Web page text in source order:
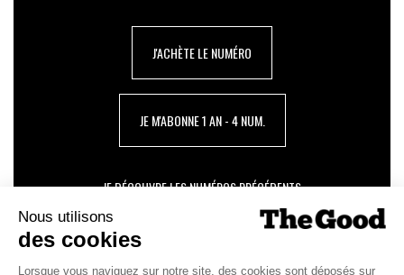
J'ACHÈTE LE NUMÉRO
JE M'ABONNE 1 AN - 4 NUM.
JE DÉCOUVRE LES NUMÉROS PRÉCÉDENTS
Je suis déjà abonné(e) :
version digitale